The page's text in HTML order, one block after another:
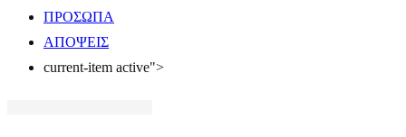
ΠΡΟΣΩΠΑ
ΑΠΟΨΕΙΣ
current-item active">